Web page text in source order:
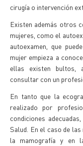
cirugía o intervención
Existen además otros
mujeres, como el
autoexamen, que
mujer empieza a
ellas existen bultos,
consultar con un
En tanto que la
realizado por
condiciones
Salud. En el caso de
la mamografía y en